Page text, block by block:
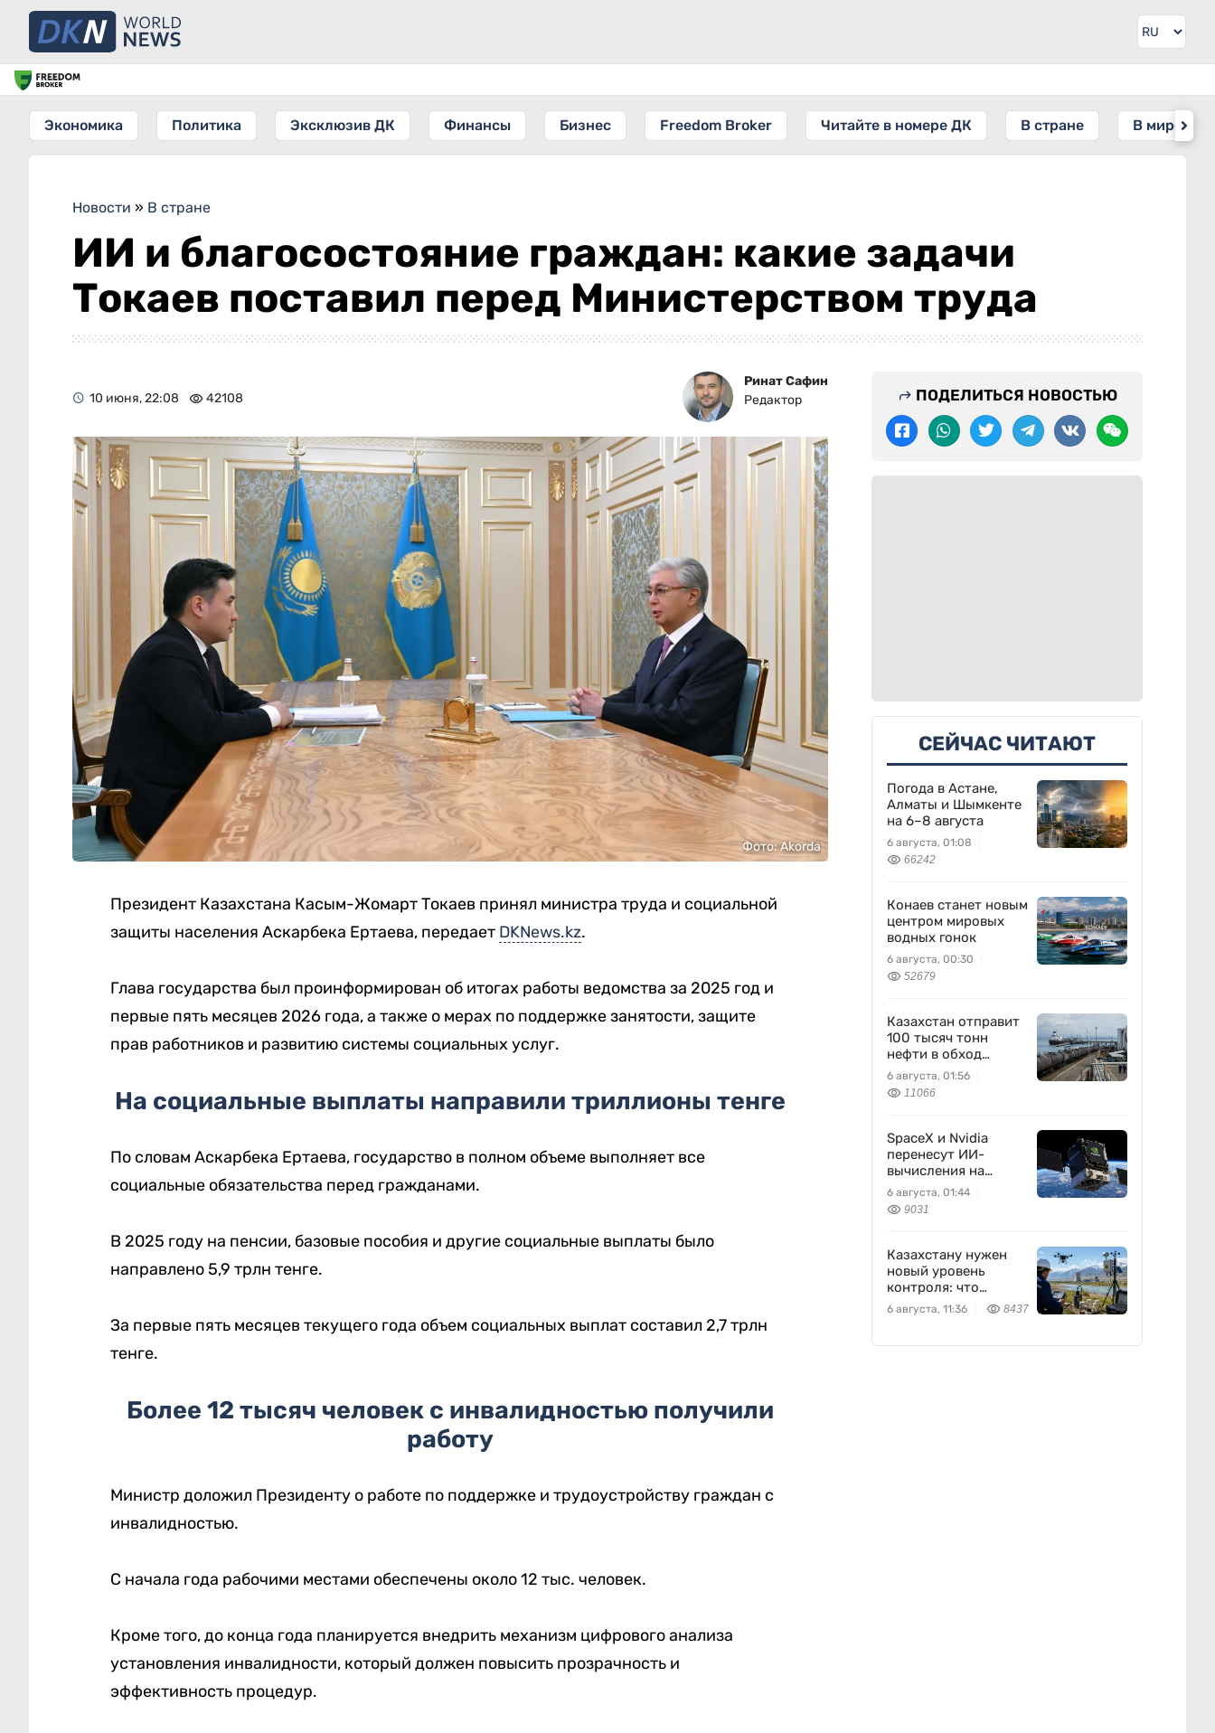
Экономика Политика Эксклюзив ДК Финансы Бизнес Freedom Broker Читайте в номере ДК В стране В мире
Новости » В стране
ИИ и благосостояние граждан: какие задачи
Токаев поставил перед Министерством труда
10 июня, 22:08 42108
Ринат Сафин
Редактор
Фото: Akorda
Президент Казахстана Касым-Жомарт Токаев принял министра труда и социальной
защиты населения Аскарбека Ертаева, передает DKNews.kz.
Глава государства был проинформирован об итогах работы ведомства за 2025 год и
первые пять месяцев 2026 года, а также о мерах по поддержке занятости, защите
прав работников и развитию системы социальных услуг.
На социальные выплаты направили триллионы тенге
По словам Аскарбека Ертаева, государство в полном объеме выполняет все
социальные обязательства перед гражданами.
В 2025 году на пенсии, базовые пособия и другие социальные выплаты было
направлено 5,9 трлн тенге.
За первые пять месяцев текущего года объем социальных выплат составил 2,7 трлн
тенге.
Более 12 тысяч человек с инвалидностью получили
работу
Министр доложил Президенту о работе по поддержке и трудоустройству граждан с
инвалидностью.
С начала года рабочими местами обеспечены около 12 тыс. человек.
Кроме того, до конца года планируется внедрить механизм цифрового анализа
установления инвалидности, который должен повысить прозрачность и
эффективность процедур.
ПОДЕЛИТЬСЯ НОВОСТЬЮ
СЕЙЧАС ЧИТАЮТ
Погода в Астане,
Алматы и Шымкенте
на 6–8 августа
6 августа, 01:08
66242
Конаев станет новым
центром мировых
водных гонок
6 августа, 00:30
52679
Казахстан отправит
100 тысяч тонн
нефти в обход
России
6 августа, 01:56
11066
SpaceX и Nvidia
перенесут ИИ-
вычисления на
орбиту
6 августа, 01:44
9031
Казахстану нужен
новый уровень
контроля: что
предлагают ученые
на фоне развития
6 августа, 11:36 8437